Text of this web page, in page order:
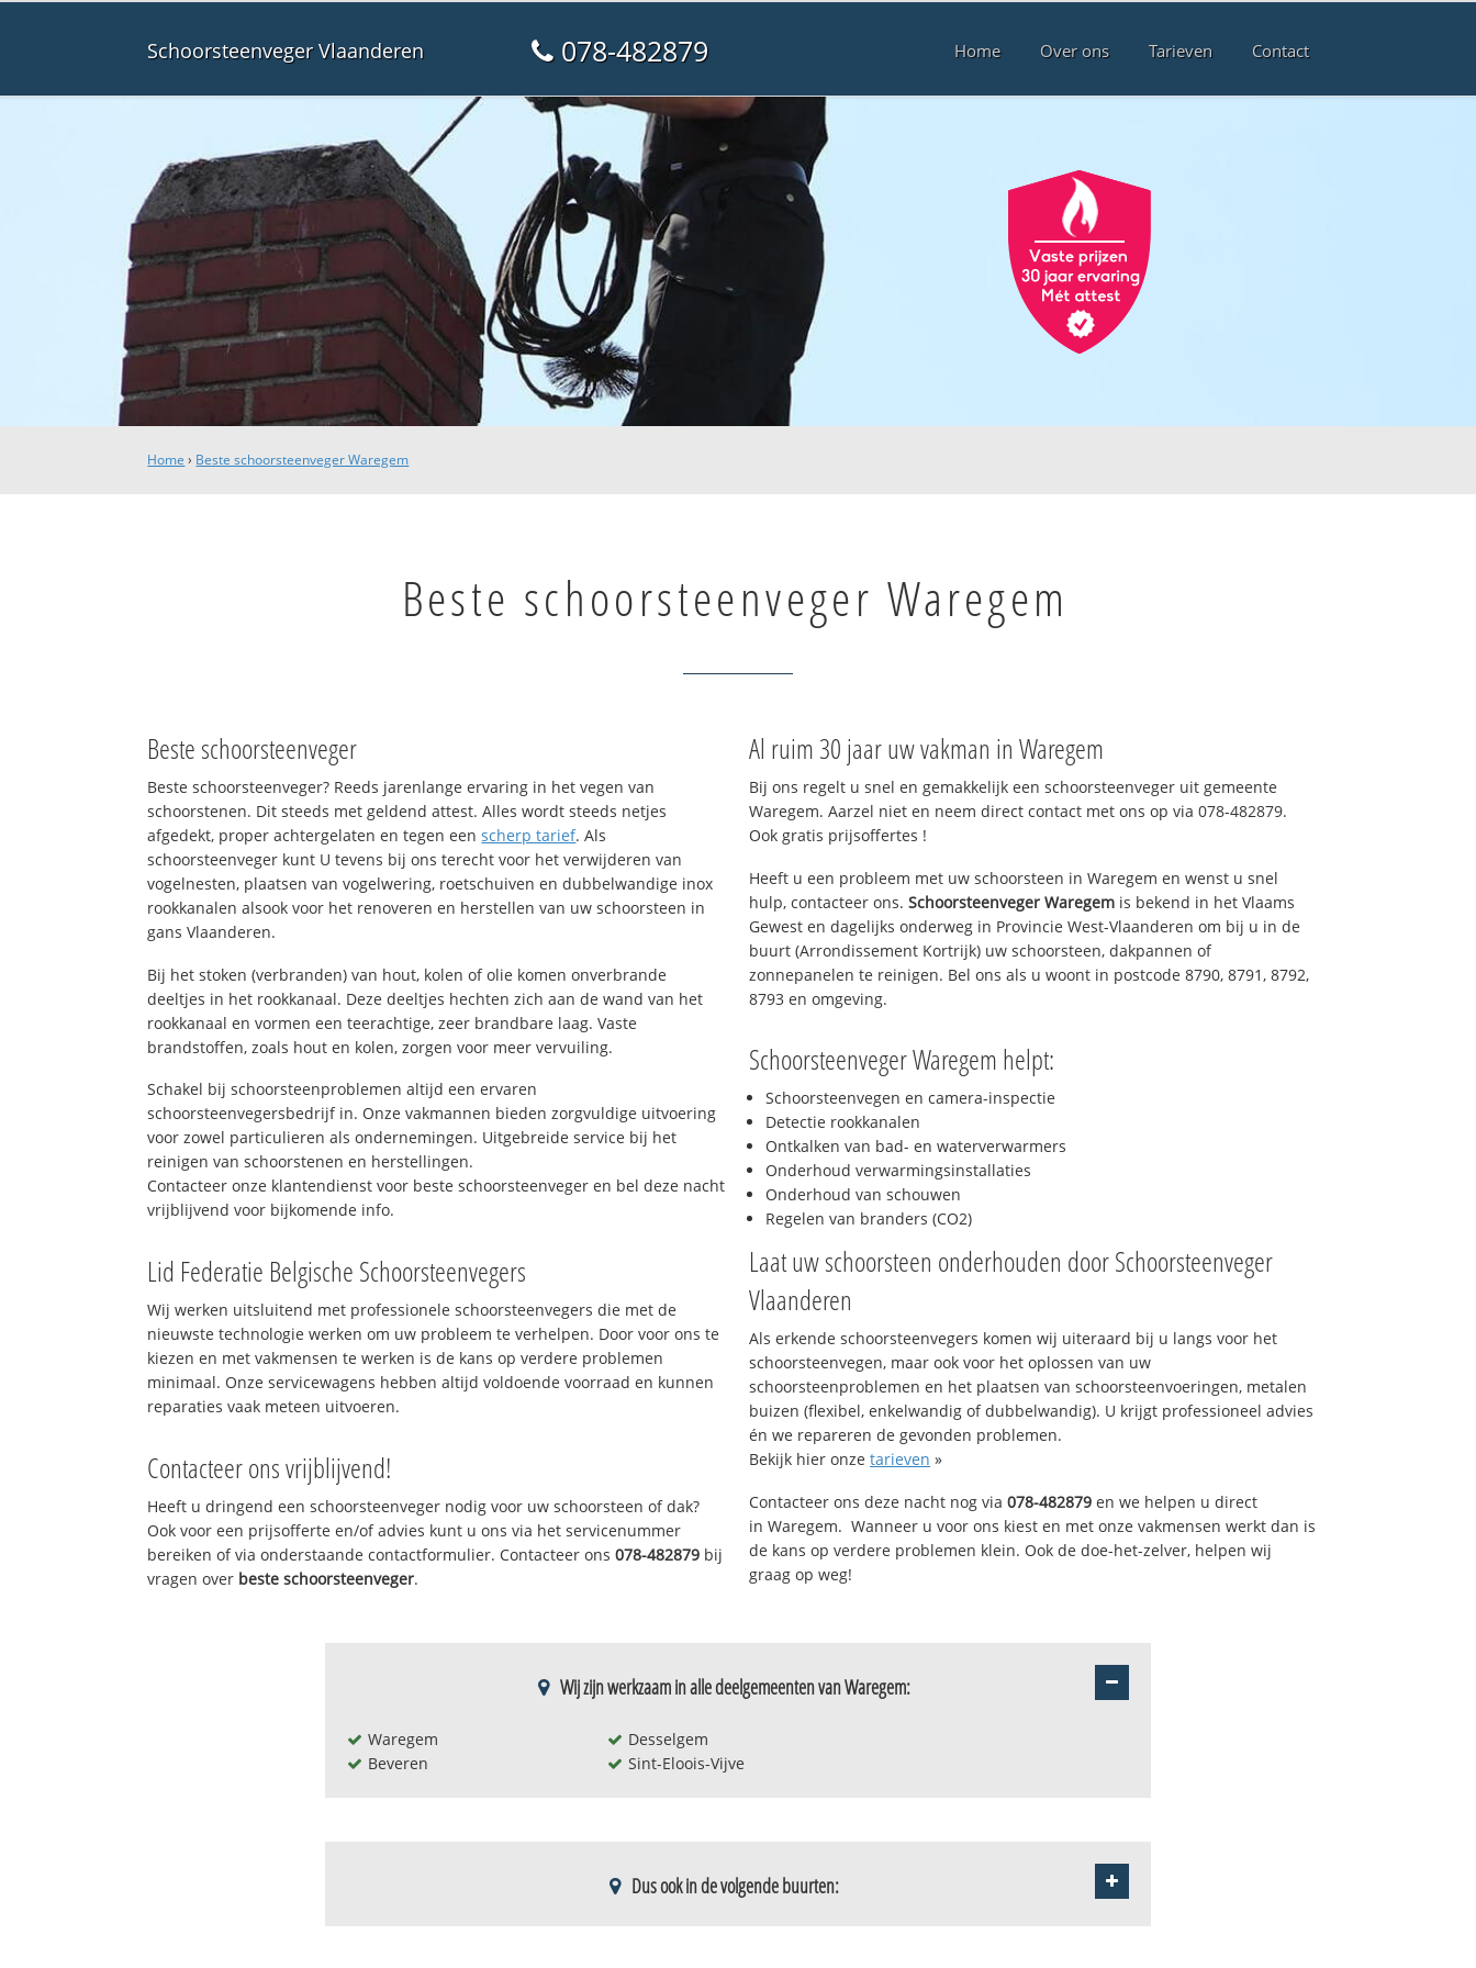
Schoorsteenveger Vlaanderen 078-482879 Home Over ons Tarieven Contact
Home › Beste schoorsteenveger Waregem
Beste schoorsteenveger Waregem
Beste schoorsteenveger
Beste schoorsteenveger? Reeds jarenlange ervaring in het vegen van
schoorstenen. Dit steeds met geldend attest. Alles wordt steeds netjes
afgedekt, proper achtergelaten en tegen eenscherp tarief. Als
schoorsteenveger kunt U tevens bij ons terecht voor het verwijderen van
vogelnesten, plaatsen van vogelwering, roetschuiven en dubbelwandige inox
rookkanalen alsook voor het renoveren en herstellen van uw schoorsteen in
gans Vlaanderen.
Bij het stoken (verbranden) van hout, kolen of olie komen onverbrande
deeltjes in het rookkanaal. Deze deeltjes hechten zich aan de wand van het
rookkanaal en vormen een teerachtige, zeer brandbare laag. Vaste
brandstoffen, zoals hout en kolen, zorgen voor meer vervuiling.
Schakel bij schoorsteenproblemen altijd een ervaren
schoorsteenvegersbedrijf in. Onze vakmannen bieden zorgvuldige uitvoering
voor zowel particulieren als ondernemingen. Uitgebreide service bij het
reinigen van schoorstenen en herstellingen.
Contacteer onze klantendienst voor beste schoorsteenveger en bel deze nacht
vrijblijvend voor bijkomende info.
Lid Federatie Belgische Schoorsteenvegers
Wij werken uitsluitend met professionele schoorsteenvegers die met de
nieuwste technologie werken om uw probleem te verhelpen. Door voor ons te
kiezen en met vakmensen te werken is de kans op verdere problemen
minimaal. Onze servicewagens hebben altijd voldoende voorraad en kunnen
reparaties vaak meteen uitvoeren.
Contacteer ons vrijblijvend!
Heeft u dringend een schoorsteenveger nodig voor uw schoorsteen of dak?
Ook voor een prijsofferte en/of advies kunt u ons via het servicenummer
bereiken of via onderstaande contactformulier. Contacteer ons078-482879 bij
vragen over beste schoorsteenveger.
Al ruim 30 jaar uw vakman in Waregem
Bij ons regelt u snel en gemakkelijk een schoorsteenveger uit gemeente
Waregem. Aarzel niet en neem direct contact met ons op via 078-482879.
Ook gratis prijsoffertes !
Heeft u een probleem met uw schoorsteen in Waregem en wenst u snel
hulp, contacteer ons. Schoorsteenveger Waregem is bekend in het Vlaams
Gewest en dagelijks onderweg in Provincie West-Vlaanderen om bij u in de
buurt (Arrondissement Kortrijk) uw schoorsteen, dakpannen of
zonnepanelen te reinigen. Bel ons als u woont in postcode 8790, 8791, 8792,
8793 en omgeving.
Schoorsteenveger Waregem helpt:
Schoorsteenvegen en camera-inspectie
Detectie rookkanalen
Ontkalken van bad- en waterverwarmers
Onderhoud verwarmingsinstallaties
Onderhoud van schouwen
Regelen van branders (CO2)
Laat uw schoorsteen onderhouden door Schoorsteenveger
Vlaanderen
Als erkende schoorsteenvegers komen wij uiteraard bij u langs voor het
schoorsteenvegen, maar ook voor het oplossen van uw
schoorsteenproblemen en het plaatsen van schoorsteenvoeringen, metalen
buizen (flexibel, enkelwandig of dubbelwandig). U krijgt professioneel advies
én we repareren de gevonden problemen.
Bekijk hier onze tarieven »
Contacteer ons deze nacht nog via 078-482879 en we helpen u direct
in Waregem. Wanneer u voor ons kiest en met onze vakmensen werkt dan is
de kans op verdere problemen klein. Ook de doe-het-zelver, helpen wij
graag op weg!
Wij zijn werkzaam in alle deelgemeenten van Waregem:
Waregem
Beveren
Desselgem
Sint-Eloois-Vijve
Dus ook in de volgende buurten: